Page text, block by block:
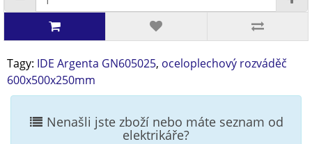
Tagy: IDE Argenta GN605025, oceloplechový rozváděč
600x500x250mm
Nenašli jste zboží nebo máte seznam od
elektrikáře?